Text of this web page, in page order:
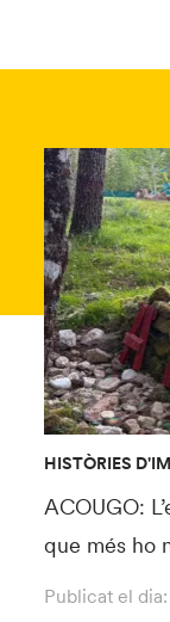
HISTÒRIES
ACOUGO:
que més ho
Publicat el dia: